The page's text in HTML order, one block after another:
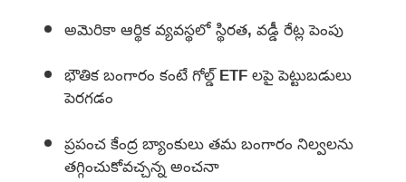
అమెరికా ఆర్థిక వ్యవస్థలో స్థిరత, వడ్డీ రేట్ల పెంపు
భౌతిక బంగారం కంటే గోల్డ్ ETF లపై పెట్టుబడులు
పెరగడం
ప్రపంచ కేంద్ర బ్యాంకులు తమ బంగారం నిల్వలను
తగ్గించుకోవచ్చన్న అంచనా